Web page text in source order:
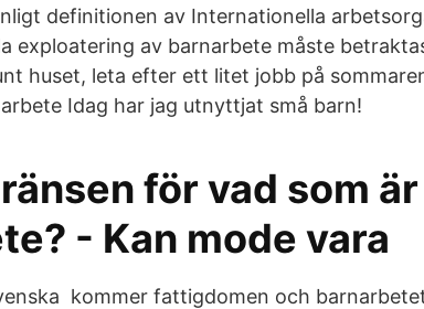
definitionen av Internationella
exploatering av barnarbete måste
huset, leta efter ett litet jobb på
Idag har jag utnyttjat små barn!
för vad som är
- Kan mode vara
kommer fattigdomen och